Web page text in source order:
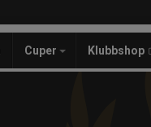
Cuper Klubbshop